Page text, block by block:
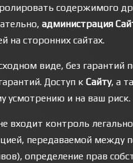
содержимого
администрация
на сторонних сайтах.
виде, без гарантий
Доступ к Сайту, а
усмотрению и на ваш риск.
входит контроль
передаваемой между
определение прав